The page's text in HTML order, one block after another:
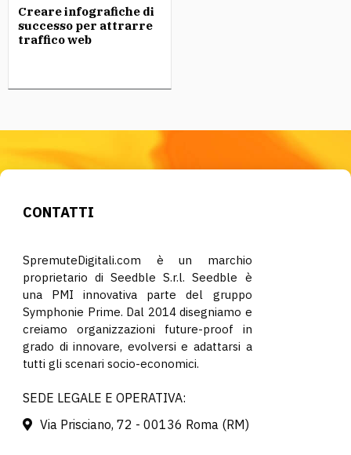
Creare infografiche di
successo per attrarre
traffico web
CONTATTI
SpremuteDigitali.com è un marchio
proprietario di Seedble S.r.l. Seedble è
una PMI innovativa parte del gruppo
Symphonie Prime. Dal 2014 disegniamo e
creiamo organizzazioni future-proof in
grado di innovare, evolversi e adattarsi a
tutti gli scenari socio-economici.
SEDE LEGALE E OPERATIVA:
Via Prisciano, 72 - 00136 Roma (RM)